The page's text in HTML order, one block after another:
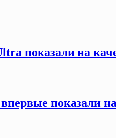
показали на
показали